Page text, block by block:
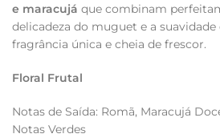
e maracujá que combinam
delicadeza do muguet e a
fragrância única e cheia de frescor.
Floral Frutal
Notas de Saída: Romã, Maracujá
Notas Verdes